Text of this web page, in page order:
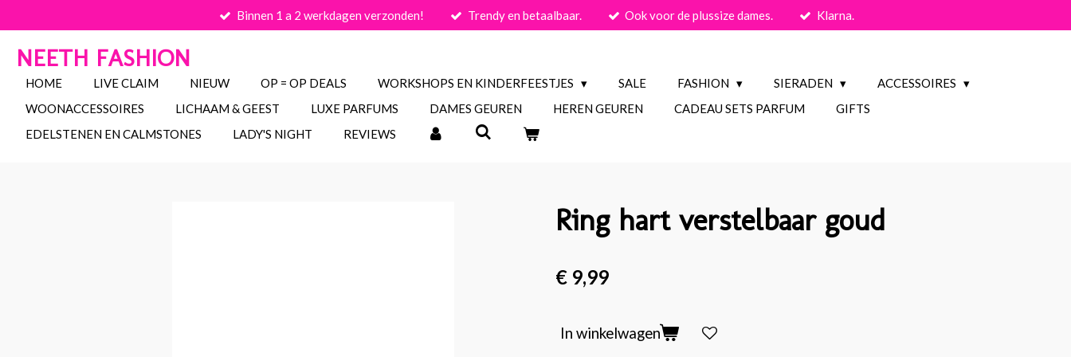
direct
naar
de
hoofdinhoud
Binnen 1 a 2 werkdagen verzonden! Trendy en betaalbaar. Ook voor de plussize dames. Klarna.
NEETH FASHION
HOME LIVE CLAIM NIEUW OP = OP DEALS WORKSHOPS EN KINDERFEESTJES SALE FASHION SIERADEN
ACCESSOIRES
WOONACCESSOIRES
LICHAAM & GEEST LUXE PARFUMS DAMES GEUREN HEREN GEUREN CADEAU SETS PARFUM
GIFTS
EDELSTENEN EN CALMSTONES
LADY'S NIGHT REVIEWS
Ring hart verstelbaar goud
€ 9,99
In winkelwagen